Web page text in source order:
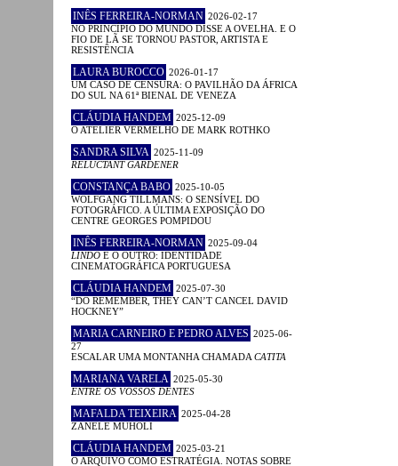
INÊS FERREIRA-NORMAN 2026-02-17
NO PRINCÍPIO DO MUNDO DISSE A OVELHA. E O
FIO DE LÃ SE TORNOU PASTOR, ARTISTA E
RESISTÊNCIA
LAURA BUROCCO 2026-01-17
UM CASO DE CENSURA: O PAVILHÃO DA ÁFRICA
DO SUL NA 61ª BIENAL DE VENEZA
CLÁUDIA HANDEM 2025-12-09
O ATELIER VERMELHO DE MARK ROTHKO
SANDRA SILVA 2025-11-09
RELUCTANT GARDENER
CONSTANÇA BABO 2025-10-05
WOLFGANG TILLMANS: O SENSÍVEL DO
FOTOGRÁFICO. A ÚLTIMA EXPOSIÇÃO DO
CENTRE GEORGES POMPIDOU
INÊS FERREIRA-NORMAN 2025-09-04
LINDO E O OUTRO: IDENTIDADE
CINEMATOGRÁFICA PORTUGUESA
CLÁUDIA HANDEM 2025-07-30
“DO REMEMBER, THEY CAN’T CANCEL DAVID
HOCKNEY”
MARIA CARNEIRO E PEDRO ALVES 2025-06-
27
ESCALAR UMA MONTANHA CHAMADA CATITA
MARIANA VARELA 2025-05-30
ENTRE OS VOSSOS DENTES
MAFALDA TEIXEIRA 2025-04-28
ZANELE MUHOLI
CLÁUDIA HANDEM 2025-03-21
O ARQUIVO COMO ESTRATÉGIA. NOTAS SOBRE